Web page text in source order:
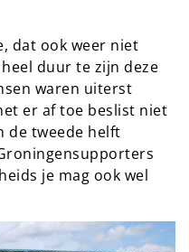
dat ook weer niet
duur te zijn deze
waren uiterst
er af toe beslist niet
de tweede helft
je mag ook wel